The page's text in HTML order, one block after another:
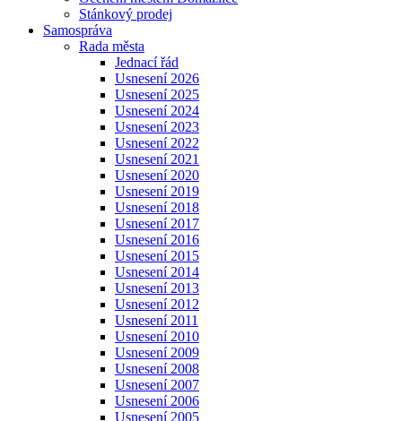
Stánkový prodej
Samospráva
Rada města
Jednací řád
Usnesení 2026
Usnesení 2025
Usnesení 2024
Usnesení 2023
Usnesení 2022
Usnesení 2021
Usnesení 2020
Usnesení 2019
Usnesení 2018
Usnesení 2017
Usnesení 2016
Usnesení 2015
Usnesení 2014
Usnesení 2013
Usnesení 2012
Usnesení 2011
Usnesení 2010
Usnesení 2009
Usnesení 2008
Usnesení 2007
Usnesení 2006
Usnesení 2005